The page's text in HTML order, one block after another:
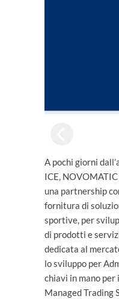
A pochi giorni
ICE,
una partnership
fornitura di
sportive, per
di prodotti e
dedicata al
lo sviluppo per
chiavi in mano
Managed Trading